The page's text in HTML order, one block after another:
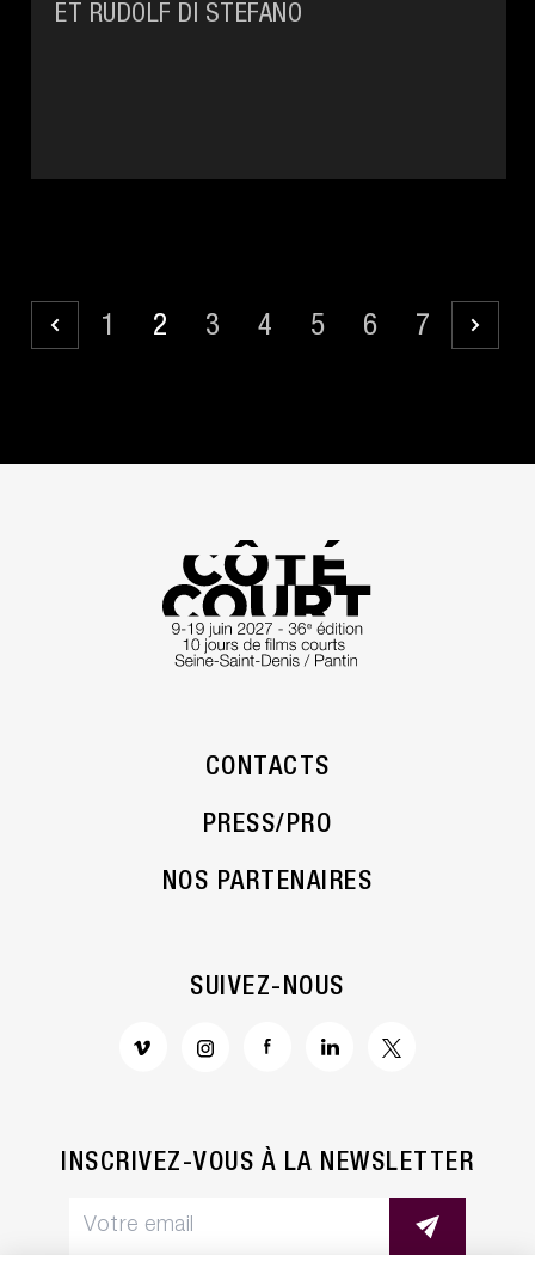
ET RUDOLF DI STEFANO
1 2 3 4 5 6 7
CONTACTS
PRESS/PRO
NOS PARTENAIRES
SUIVEZ-NOUS
INSCRIVEZ-VOUS À LA NEWSLETTER